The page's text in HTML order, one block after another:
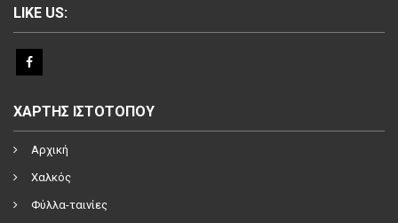
LIKE US:
ΧΑΡΤΗΣ ΙΣΤΟΤΟΠΟΥ
Αρχική
Χαλκός
Φύλλα-ταινίες